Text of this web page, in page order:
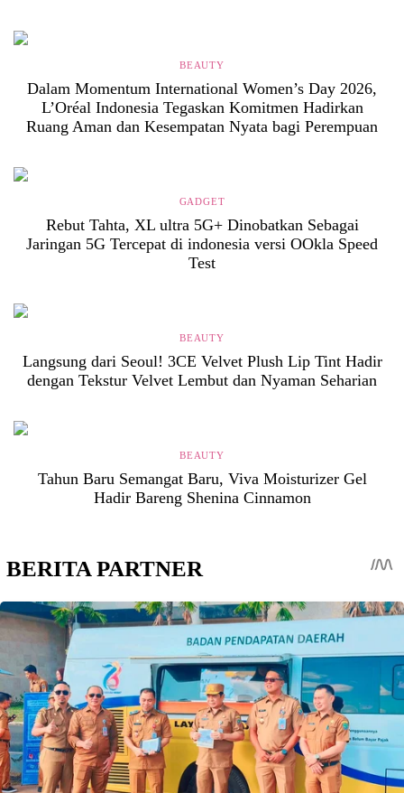
BEAUTY
Dalam Momentum International Women’s Day 2026,
L’Oréal Indonesia Tegaskan Komitmen Hadirkan
Ruang Aman dan Kesempatan Nyata bagi Perempuan
GADGET
Rebut Tahta, XL ultra 5G+ Dinobatkan Sebagai
Jaringan 5G Tercepat di indonesia versi OOkla Speed
Test
BEAUTY
Langsung dari Seoul! 3CE Velvet Plush Lip Tint Hadir
dengan Tekstur Velvet Lembut dan Nyaman Seharian
BEAUTY
Tahun Baru Semangat Baru, Viva Moisturizer Gel
Hadir Bareng Shenina Cinnamon